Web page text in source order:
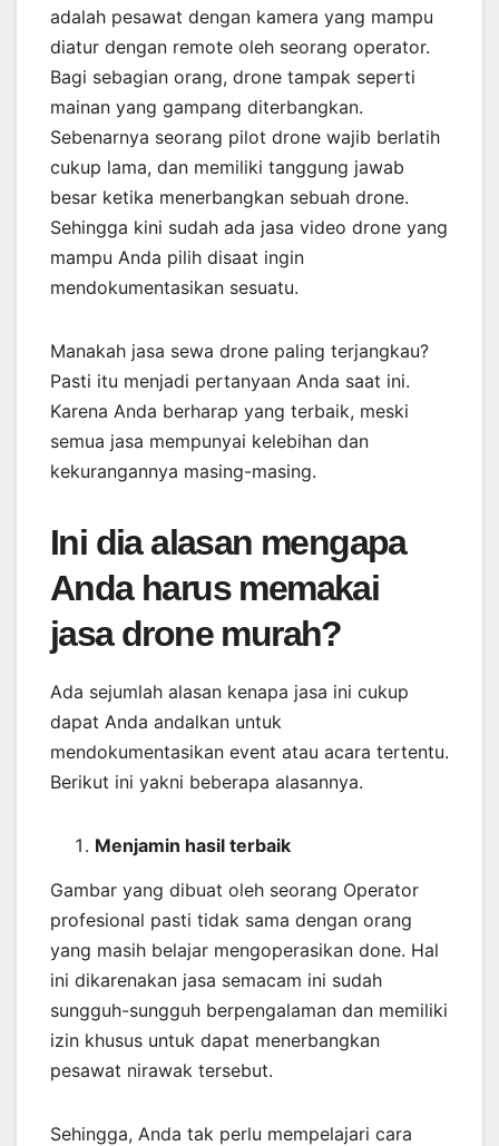
adalah pesawat dengan kamera yang mampu
diatur dengan remote oleh seorang operator.
Bagi sebagian orang, drone tampak seperti
mainan yang gampang diterbangkan.
Sebenarnya seorang pilot drone wajib berlatih
cukup lama, dan memiliki tanggung jawab
besar ketika menerbangkan sebuah drone.
Sehingga kini sudah ada jasa video drone yang
mampu Anda pilih disaat ingin
mendokumentasikan sesuatu.
Manakah jasa sewa drone paling terjangkau?
Pasti itu menjadi pertanyaan Anda saat ini.
Karena Anda berharap yang terbaik, meski
semua jasa mempunyai kelebihan dan
kekurangannya masing-masing.
Ini dia alasan mengapa
Anda harus memakai
jasa drone murah?
Ada sejumlah alasan kenapa jasa ini cukup
dapat Anda andalkan untuk
mendokumentasikan event atau acara tertentu.
Berikut ini yakni beberapa alasannya.
Menjamin hasil terbaik
Gambar yang dibuat oleh seorang Operator
profesional pasti tidak sama dengan orang
yang masih belajar mengoperasikan done. Hal
ini dikarenakan jasa semacam ini sudah
sungguh-sungguh berpengalaman dan memiliki
izin khusus untuk dapat menerbangkan
pesawat nirawak tersebut.
Sehingga, Anda tak perlu mempelajari cara